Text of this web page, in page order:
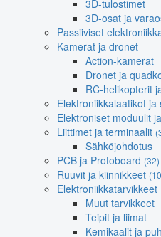
3D-tulostimet
3D-osat ja
Passiiviset
Kamerat ja dronet
Action-kamerat
Dronet ja
RC-helikopterit
Elektroniikkalaatikot ja
Elektroniset moduulit
Liittimet ja terminaalit
Sähköjohdotus
PCB ja Protoboard (32)
Ruuvit ja kiinnikkeet
Elektroniikkatarvikkeet
Muut tarvikkeet
Teipit ja liimat
Kemikaalit ja